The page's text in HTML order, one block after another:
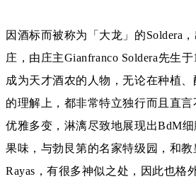
因酒标而被称为「大龙」的Soldera，
庄，由庄主Gianfranco Soldera先生
成为天才酒农的人物，无论在种植
的理解上，都非常特立独行而且直
优雅多变，淋漓尽致地展现出BdM
果味，与勃艮第的名家特级园，和
Rayas，有很多神似之处，因此也格